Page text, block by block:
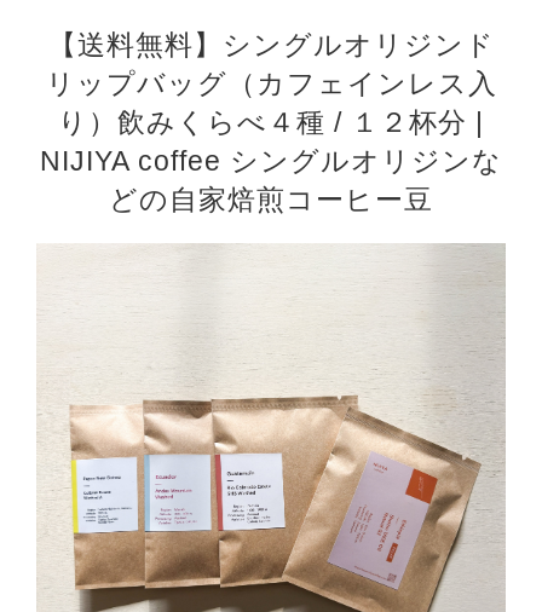
【送料無料】シングルオリジンド
リップバッグ（カフェインレス入
り）飲みくらべ４種 / １２杯分 |
NIJIYA coffee シングルオリジンな
どの自家焙煎コーヒー豆